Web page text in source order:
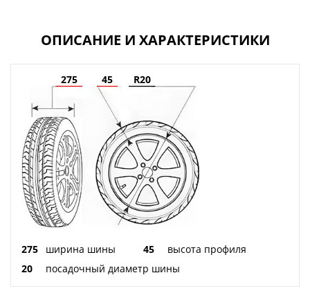
ОПИСАНИЕ И ХАРАКТЕРИСТИКИ
275 45 R20
275 ширина шины 45
высота профиля
20
посадочный диаметр шины